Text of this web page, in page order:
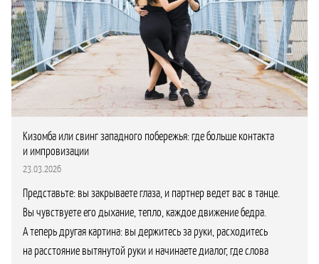
Кизомба или свинг западного побережья: где больше контакта
и импровизации
23.03.2026
Представьте: вы закрываете глаза, и партнер ведет вас в танце.
Вы чувствуете его дыхание, тепло, каждое движение бедра.
А теперь другая картина: вы держитесь за руки, расходитесь
на расстояние вытянутой руки и начинаете диалог, где слова